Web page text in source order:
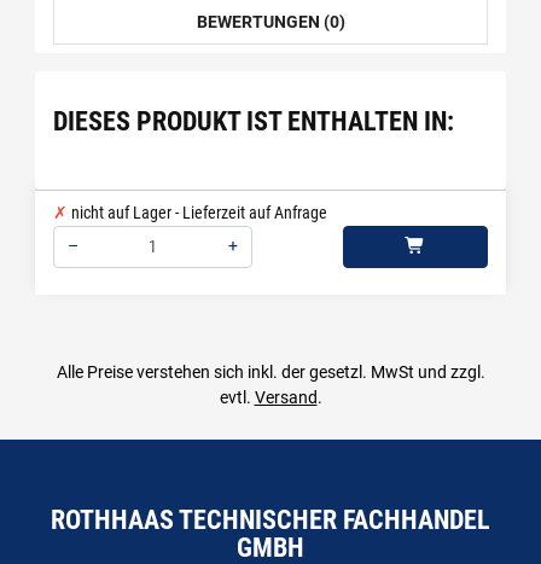
BEWERTUNGEN (0)
DIESES PRODUKT IST ENTHALTEN IN:
nicht auf Lager - Lieferzeit auf Anfrage
–
+
Alle Preise verstehen sich inkl. der gesetzl. MwSt und zzgl.
evtl. Versand.
ROTHHAAS TECHNISCHER FACHHANDEL
GMBH